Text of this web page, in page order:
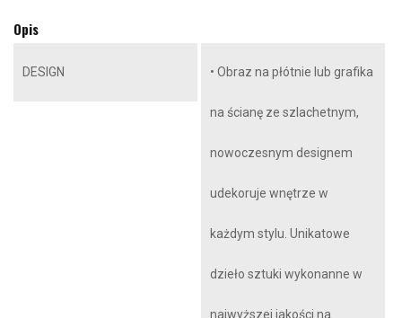
Opis
DESIGN • Obraz na płótnie lub grafika
na ścianę ze szlachetnym,
nowoczesnym designem
udekoruje wnętrze w
każdym stylu. Unikatowe
dzieło sztuki wykonanne w
najwyższej jakości na